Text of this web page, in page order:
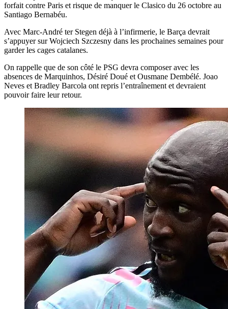
forfait contre Paris et risque de manquer le Clasico du 26 octobre au
Santiago Bernabéu.
Avec Marc-André ter Stegen déjà à l’infirmerie, le Barça devrait
s’appuyer sur Wojciech Szczesny dans les prochaines semaines pour
garder les cages catalanes.
On rappelle que de son côté le PSG devra composer avec les
absences de Marquinhos, Désiré Doué et Ousmane Dembélé. Joao
Neves et Bradley Barcola ont repris l’entraînement et devraient
pouvoir faire leur retour.